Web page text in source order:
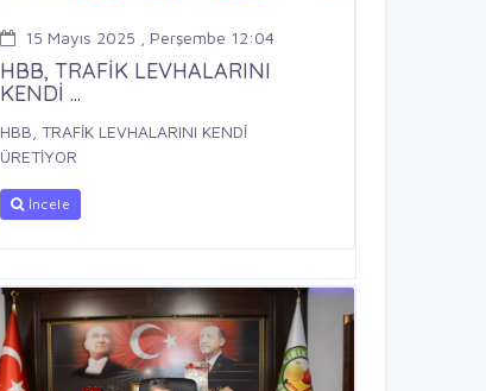
15 Mayıs 2025 , Perşembe 12:04
HBB, TRAFİK LEVHALARINI
KENDİ ...
HBB, TRAFİK LEVHALARINI KENDİ
ÜRETİYOR
İncele